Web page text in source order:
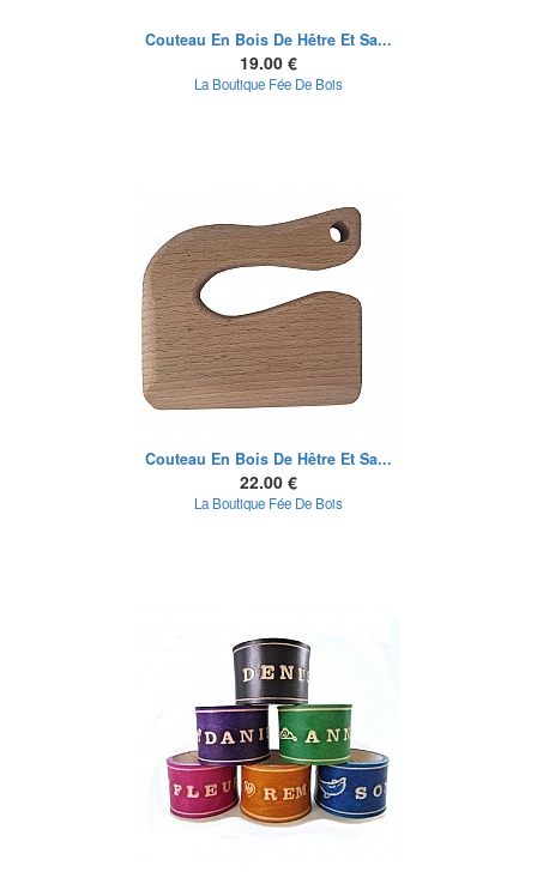
Couteau En Bois De Hêtre Et Sa...
19.00 €
La Boutique Fée De Bois
Couteau En Bois De Hêtre Et Sa...
22.00 €
La Boutique Fée De Bois